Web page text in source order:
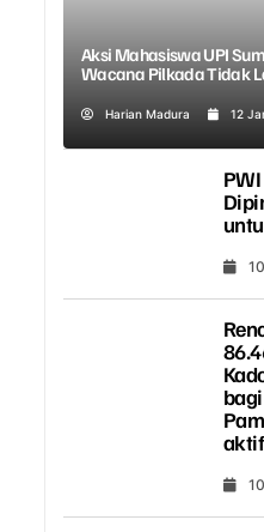
Aksi Mahasiswa UPI
Wacana Pilkada Tidak
Harian Madura 12